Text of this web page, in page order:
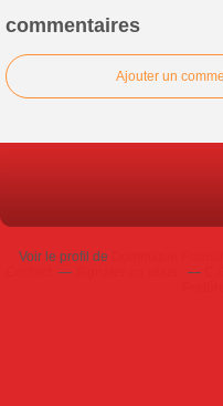
commentaires
Ajouter un
Voir le profil de